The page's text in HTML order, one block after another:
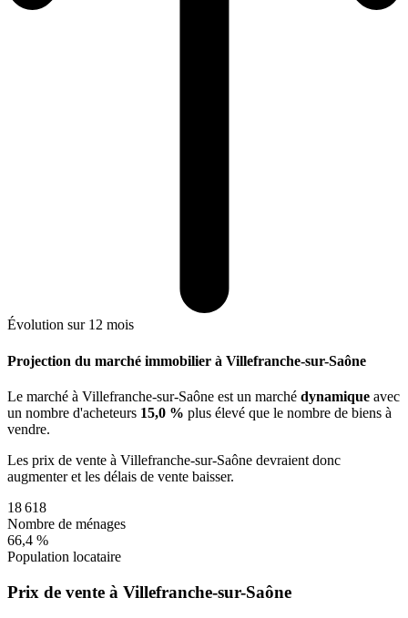
Évolution sur 12 mois
Projection du marché immobilier à Villefranche-sur-Saône
Le marché à Villefranche-sur-Saône est un marché dynamique avec
un nombre d'acheteurs 15,0 % plus élevé que le nombre de biens à
vendre.
Les prix de vente à Villefranche-sur-Saône devraient donc
augmenteret les délais de vente baisser.
18 618
Nombre de ménages
66,4 %
Population locataire
Prix de vente à Villefranche-sur-Saône